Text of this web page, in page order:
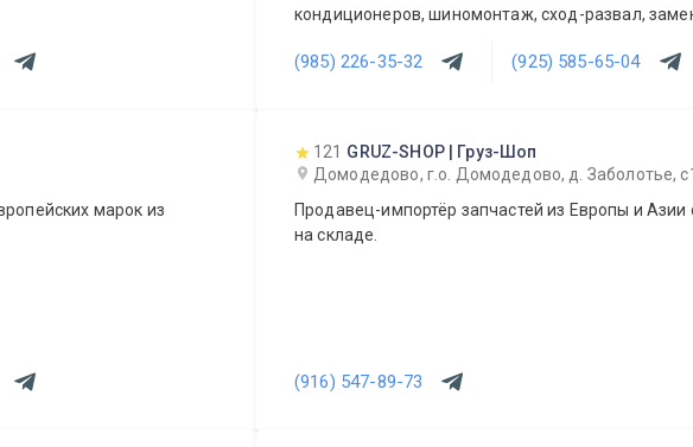
кондиционеров, шиномонтаж, сход-развал,
(стапель, покрасочная камера). При сервисе
(985) 226-35-32 (925) 585-65-04
марок из
121 GRUZ-SHOP | Груз-Шоп
Домодедово, г.о. Домодедово, д. Заболотье,
Продавец-импортёр запчастей из Европы и
на складе.
(916) 547-89-73